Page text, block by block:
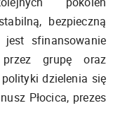
bezpieczną
sfinansowanie
przez grupę oraz
dzielenia się
Płocica, prezes